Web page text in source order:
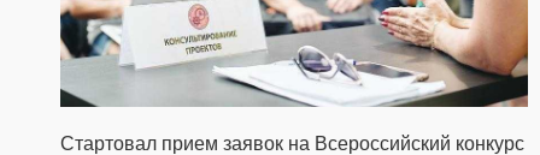
Стартовал прием заявок на Всероссийский конкурс